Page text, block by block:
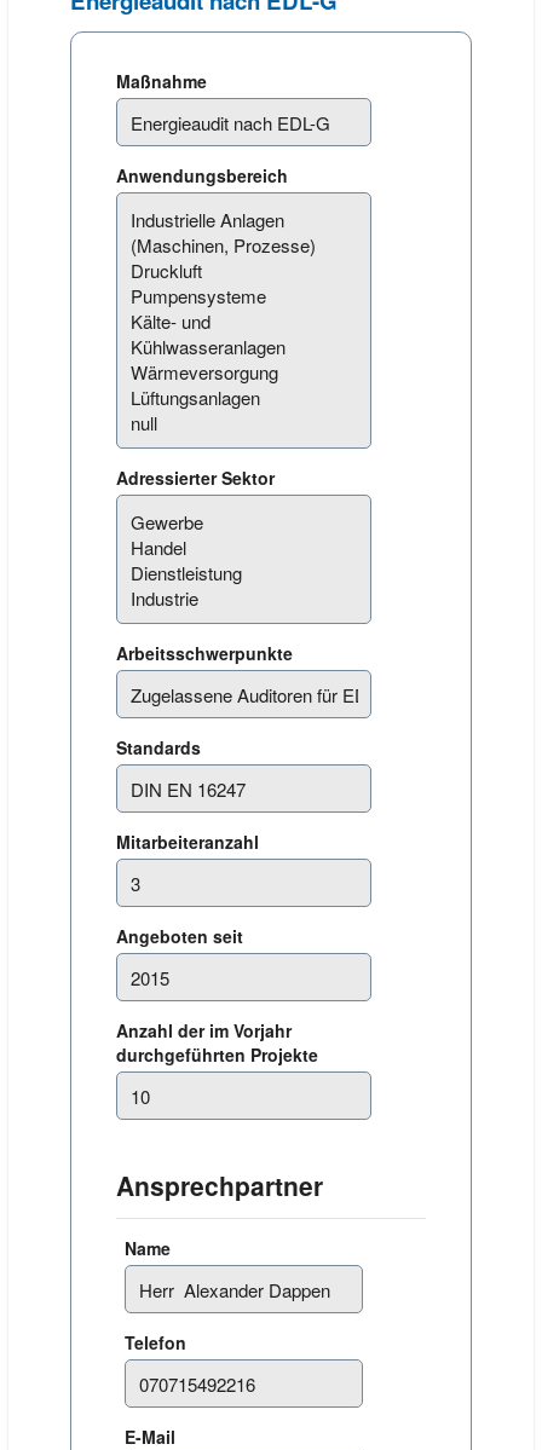
Maßnahme
Anwendungsbereich
Adressierter Sektor
Arbeitsschwerpunkte
Standards
Mitarbeiteranzahl
Angeboten seit
Anzahl der im Vorjahr
durchgeführten Projekte
Ansprechpartner
Name
Telefon
E-Mail